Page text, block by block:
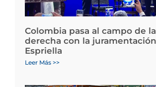
Colombia pasa al campo de
derecha con la
Espriella
Leer Más >>